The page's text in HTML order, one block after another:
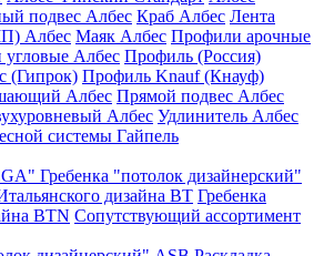
подвес Албес Краб Албес Лента
Албес Маяк Албес Профили арочные
Албес Профиль (Россия)
(Гипрок) Профиль Knauf (Кнауф)
Албес Прямой подвес Албес
Албес Удлинитель Албес
системы Гайпель
Гребенка "потолок дизайнерский"
дизайна BT Гребенка
ВТN Сопутствующий ассортимент